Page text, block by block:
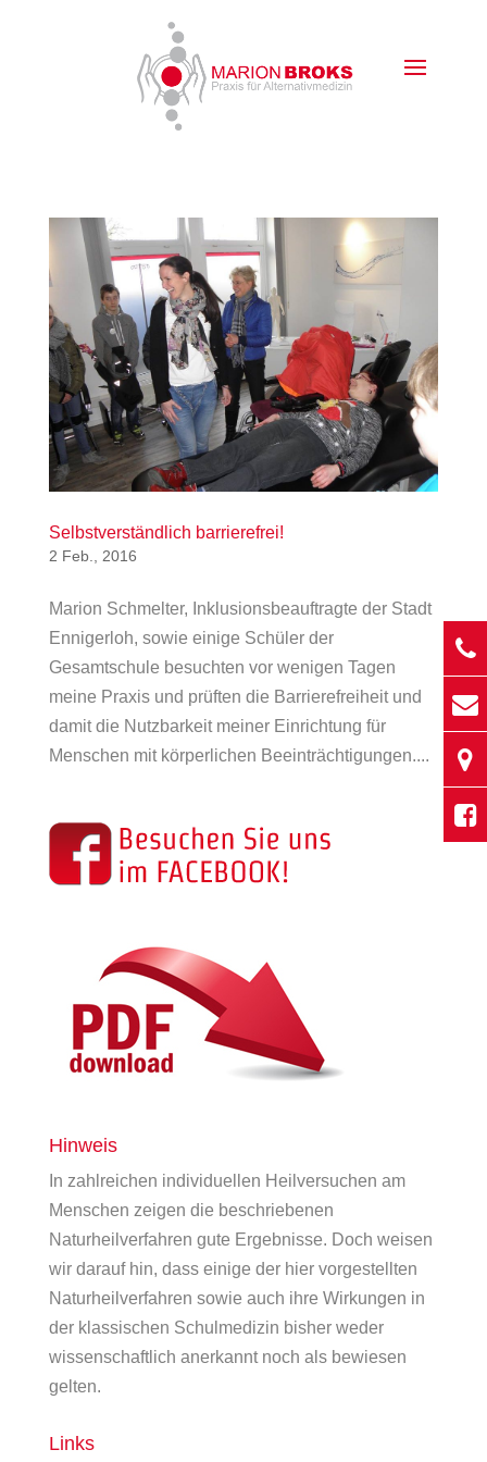
Selbstverständlich barrierefrei!
2 Feb., 2016
Marion Schmelter, Inklusionsbeauftragte der Stadt
Ennigerloh, sowie einige Schüler der
Gesamtschule besuchten vor wenigen Tagen
meine Praxis und prüften die Barrierefreiheit und
damit die Nutzbarkeit meiner Einrichtung für
Menschen mit körperlichen Beeinträchtigungen....
Hinweis
In zahlreichen individuellen Heilversuchen am
Menschen zeigen die beschriebenen
Naturheilverfahren gute Ergebnisse. Doch weisen
wir darauf hin, dass einige der hier vorgestellten
Naturheilverfahren sowie auch ihre Wirkungen in
der klassischen Schulmedizin bisher weder
wissenschaftlich anerkannt noch als bewiesen
gelten.
Links